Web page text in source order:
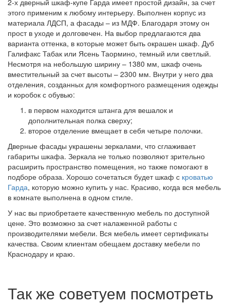
2-х дверный шкаф-купе Гарда имеет простой дизайн, за счет
этого применим к любому интерьеру. Выполнен корпус из
материала ЛДСП, а фасады – из МДФ. Благодаря этому он
прост в уходе и долговечен. На выбор предлагаются два
варианта оттенка, в которые может быть окрашен шкаф. Дуб
Галифакс Табак или Ясень Таормино, темный или светлый.
Несмотря на небольшую ширину – 1380 мм, шкаф очень
вместительный за счет высоты – 2300 мм. Внутри у него два
отделения, созданных для комфортного размещения одежды
и коробок с обувью:
в первом находится штанга для вешалок и
дополнительная полка сверху;
второе отделение вмещает в себя четыре полочки.
Дверные фасады украшены зеркалами, что сглаживает
габариты шкафа. Зеркала не только позволяют зрительно
расширить пространство помещения, но также помогают в
подборе образа. Хорошо сочетаться будет шкаф с кроватью
Гарда, которую можно купить у нас. Красиво, когда вся мебель
в комнате выполнена в одном стиле.
У нас вы приобретаете качественную мебель по доступной
цене. Это возможно за счет налаженной работы с
производителями мебели. Вся мебель имеет сертификаты
качества. Своим клиентам обещаем доставку мебели по
Краснодару и краю.
Так же советуем посмотреть